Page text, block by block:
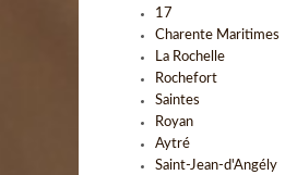
17
Charente Maritimes
La Rochelle
Rochefort
Saintes
Royan
Aytré
Saint-Jean-d'Angély